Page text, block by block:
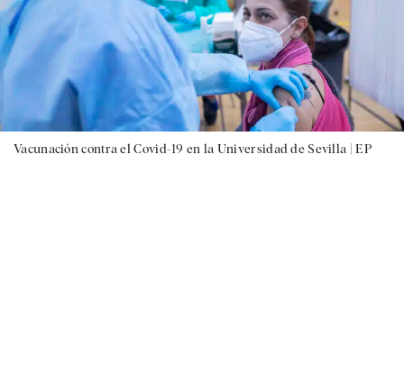
Vacunación contra el Covid-19 en la Universidad de Sevilla |EP